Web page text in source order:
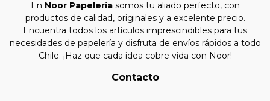
En Noor Papeleríasomos tu aliado perfecto, con
productos de calidad, originales y a excelente precio.
Encuentra todos los artículos imprescindibles para tus
necesidades de papelería y disfruta de envíos rápidos a todo
Chile. ¡Haz que cada idea cobre vida con Noor!
Contacto